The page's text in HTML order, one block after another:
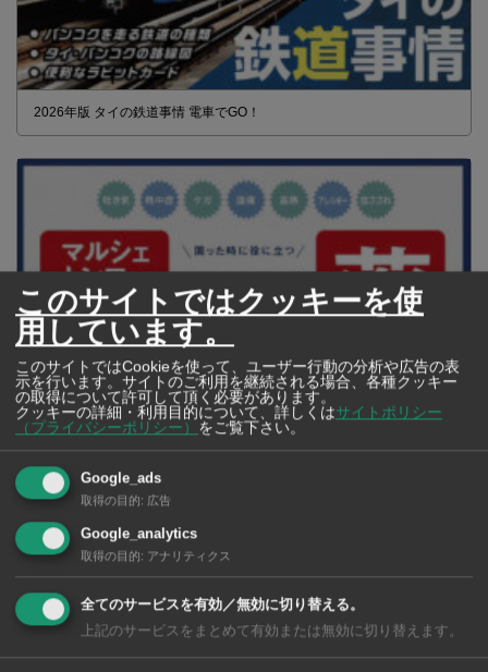
2026年版 タイの鉄道事情 電車でGO！
【タイ・バンコク】 マルシェトンロー内の「TOPS」で買える薬
ク】 コンビニ（セ
ブンイレブン）で買
える薬 2026年版
このサイトではクッキーを使
用しています。
このサイトではCookieを使って、ユーザー行動の分析や広告の表
示を行います。サイトのご利用を継続される場合、各種クッキー
の取得について許可して頂く必要があります。
クッキーの詳細・利用目的について、詳しくはサイトポリシー
（プライバシーポリシー）
をご覧下さい。
Google_ads
取得の目的: 広告
Google_analytics
取得の目的: アナリティクス
全てのサービスを有効／無効に切り替える。
上記のサービスをまとめて有効または無効に切り替えます。